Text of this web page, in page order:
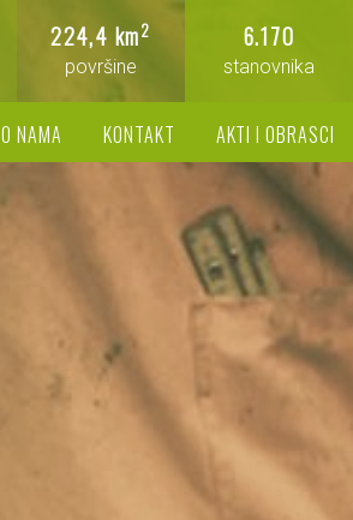
6.170
stanovnika
224,4 km2
površine
O NAMA KONTAKT AKTI I OBRASCI